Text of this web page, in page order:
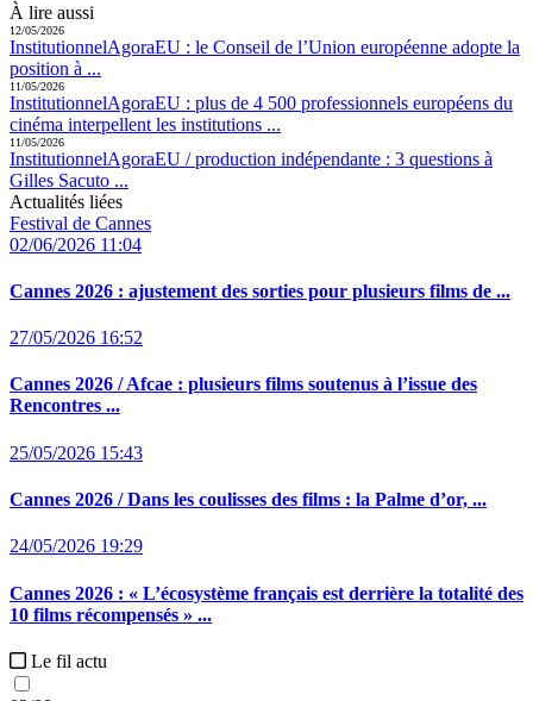
À lire aussi
12/05/2026
InstitutionnelAgoraEU : le Conseil de l’Union européenne adopte la
position à ...
11/05/2026
InstitutionnelAgoraEU : plus de 4 500 professionnels européens du
cinéma interpellent les institutions ...
11/05/2026
InstitutionnelAgoraEU / production indépendante : 3 questions à
Gilles Sacuto ...
Actualités liées
Festival de Cannes
02/06/2026 11:04
Cannes 2026 : ajustement des sorties pour plusieurs films de ...
27/05/2026 16:52
Cannes 2026 / Afcae : plusieurs films soutenus à l’issue des
Rencontres ...
25/05/2026 15:43
Cannes 2026 / Dans les coulisses des films : la Palme d’or, ...
24/05/2026 19:29
Cannes 2026 : « L’écosystème français est derrière la totalité des
10 films récompensés » ...
Le fil actu